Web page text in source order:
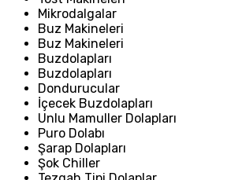
Mikrodalgalar
Buz Makineleri
Buz Makineleri
Buzdolapları
Buzdolapları
Dondurucular
İçecek Buzdolapları
Unlu Mamuller Dolapları
Puro Dolabı
Şarap Dolapları
Şok Chiller